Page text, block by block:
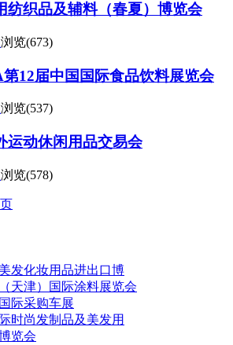
纺织品及辅料（春夏）博览会
浏览(673)
12届中国国际食品饮料展览会
浏览(537)
运动休闲用品交易会
浏览(578)
发化妆用品进出口博
天津）国际涂料展览会
际采购车展
时尚发制品及美发用
览会